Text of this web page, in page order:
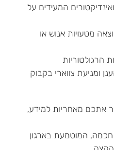
המעידים על
מטעויות אנוש או
הרגולטוריות
ומניעת צווארי בקבוק
אתכם מאחריות למידע,
המוטמעת בארגון